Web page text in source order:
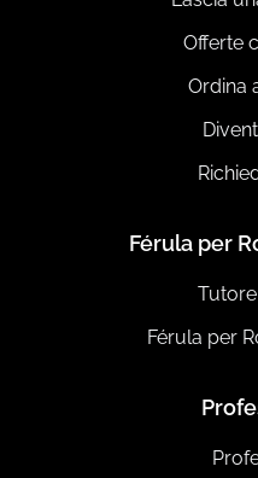
Offerte
Ordina
Férula per
Férula per